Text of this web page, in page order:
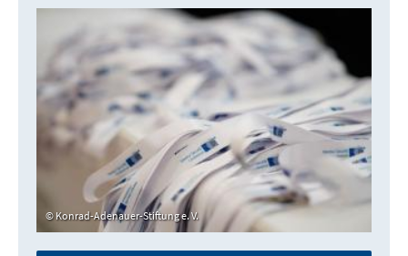
Konrad-Adenauer-Stiftung e. V.